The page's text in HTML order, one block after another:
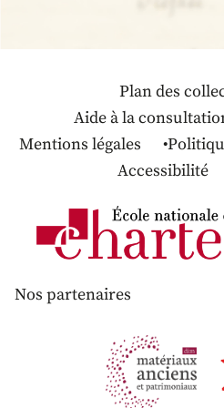
Plan des
Aide à la
Mentions légales
Accessibilité
Nos partenaires